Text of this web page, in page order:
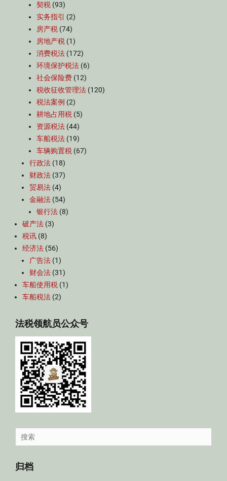
契税 (93)
实务指引
(2)
房产税 (74)
房地产税 (1)
消费税法 (172)
环境保护税法 (6)
社会保险费 (12)
税收征收管理法 (120)
税法案例 (2)
耕地占用税 (5)
资源税法 (44)
车船税法 (19)
车辆购置税 (67)
行政法 (18)
财政法 (37)
贸易法 (4)
金融法 (54)
银行法 (8)
破产法 (3)
税讯 (8)
经济法 (56)
广告法 (1)
财会法 (31)
车船使用税 (1)
车船税法 (2)
法税领航员公众号
Search
for:
归档